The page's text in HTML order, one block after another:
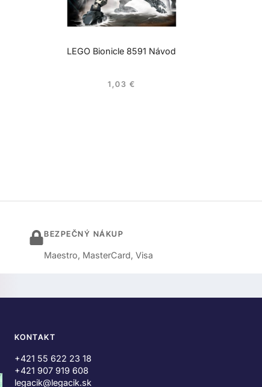
LEGO Bionicle 8591 Návod
1,03 €
BEZPEČNÝ NÁKUP
Maestro, MasterCard, Visa
KONTAKT
+421 55 622 23 18
+421 907 919 608
legacik@legacik.sk